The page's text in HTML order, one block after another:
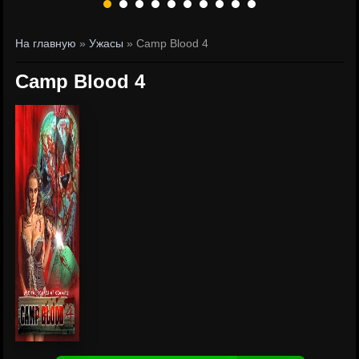
На главную »Ужасы » Camp Blood 4
Camp Blood 4